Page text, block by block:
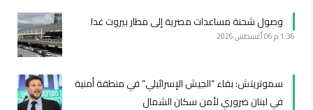
وصول شحنة مساعدات مصرية إلى مطار بيروت غدا
1:36 م 06 أغسطس 2026
سموتريتش: بقاء “الجيش الإسرائيلي” في منطقة أمنية
في لبنان ضروري لأمن سكان الشمال